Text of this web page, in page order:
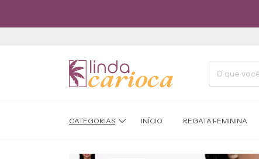
CATEGORIAS INÍCIO REGATA FEMININA